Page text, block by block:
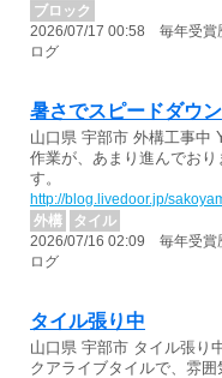
ブロック
2026/07/17 00:58 毎年受賞
ログ
暑さでスピードダウン
山口県 宇部市 外構工事中
作業が、あまり進んでお
す。
http://blog.livedoor.jp/
外構
タイル
2026/07/16 02:09 毎年受賞
ログ
タイル張り中
山口県 宇部市 タイル張り
クアライブタイルで、雰囲